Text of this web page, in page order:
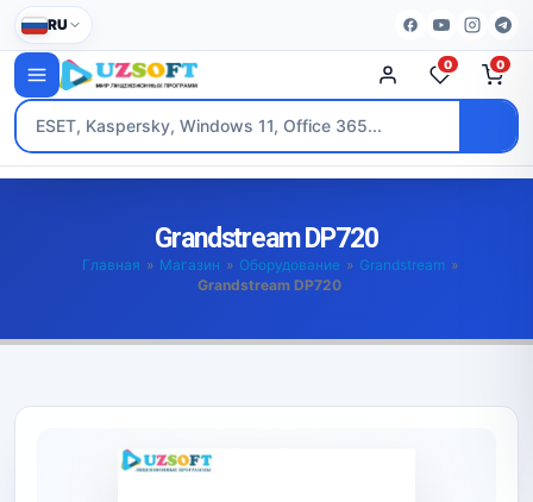
RU
0 0
Grandstream DP720
Главная » Магазин » Оборудование » Grandstream »
Grandstream DP720